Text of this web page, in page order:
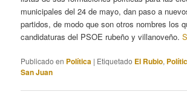
municipales del 24 de mayo, dan paso a
partidos, de modo que son otros nombres los
candidaturas del PSOE rubeño y villanoveño.
Publicado en Política | Etiquetado El Rubio,
San Juan